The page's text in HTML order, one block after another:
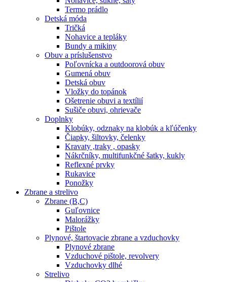
Termo prádlo
Detská móda
Tričká
Nohavice a tepláky
Bundy a mikiny
Obuv a príslušenstvo
Poľovnícka a outdoorová obuv
Gumená obuv
Detská obuv
Vložky do topánok
Ošetrenie obuvi a textílií
Sušiče obuvi, ohrievače
Doplnky
Klobúky, odznaky na klobúk a kľúčenky
Čiapky, šiltovky, čelenky
Kravaty ,traky , opasky
Nákrčníky, multifunkčné šatky, kukly
Reflexné prvky
Rukavice
Ponožky
Zbrane a strelivo
Zbrane (B,C)
Guľovnice
Malorážky
Pištole
Plynové, štartovacie zbrane a vzduchovky
Plynové zbrane
Vzduchové pištole, revolvery
Vzduchovky dlhé
Strelivo